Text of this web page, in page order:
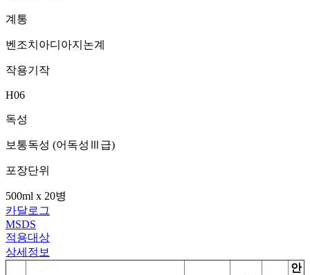
계통
벤조치아디아지논계
작용기작
H06
독성
보통독성 (어독성Ⅲ급)
포장단위
500ml x 20병
카달로그
MSDS
적용대상
상세정보
안